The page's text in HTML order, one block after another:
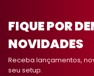
FIQUE POR
NOVIDADES
Receba lançamentos,
seu setup.